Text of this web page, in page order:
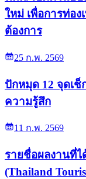
ใหม่ เพื่อการท่อ
ต้องการ
25 ก.พ. 2569
ปักหมุด 12 จุดเ
ความรู้สึก
11 ก.พ. 2569
รายชื่อผลงานที่ไ
(Thailand